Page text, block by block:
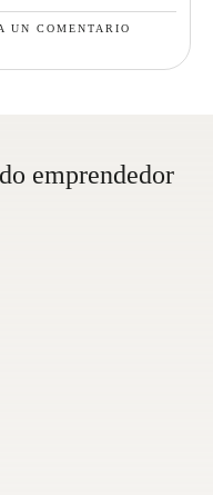
UN COMENTARIO
emprendedor